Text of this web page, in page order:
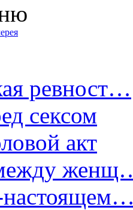
ревност…
сексом
акт